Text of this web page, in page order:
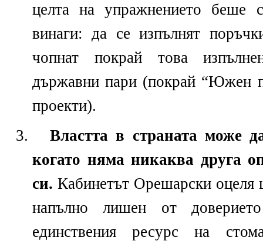
целта на упражнението беше
винаги: да се изпълнят
чопнат покрай това
държавни пари (покрай “Южен
проекти).
Властта в страната може
когато няма никаква друга
си. Кабинетът Орешарски оцеля
напълно лишен от
единствения ресурс на